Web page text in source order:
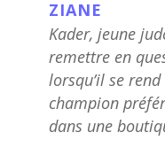
ZIANE
Kader, jeune
remettre en
lorsqu’il se
champion
dans une